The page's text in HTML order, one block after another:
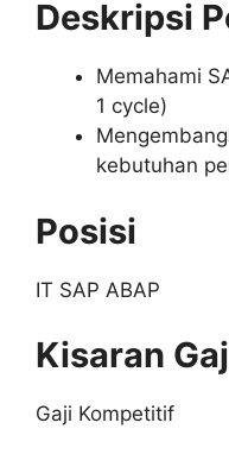
Deskripsi
Memahami
1 cycle)
kebutuhan
Posisi
IT SAP ABAP
Kisaran
Gaji Kompetitif